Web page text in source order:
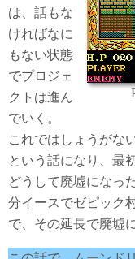
は、話もな
ければなに
もない状態
でプロジェ
クトは進ん
でいく。
これではしょうがな
という話になり、最
どうして廃墟になっ
分イースでゼピック
で、その延長で廃墟